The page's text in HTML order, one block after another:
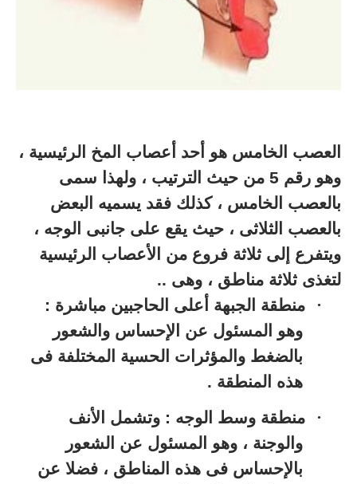
العصب الخامس هو أحد أعصاب المخ الرئيسية ،
وهو رقم 5 من حيث الترتيب ، ولهذا سمى
بالعصب الخامس ، كذلك فقد يسميه البعض
بالعصب الثلاثى ، حيث يقع على جانبى الوجه ،
ويتفرع إلى ثلاثة فروع من الأعصاب الرئيسية
لتغذى ثلاثة مناطق ، وهى ..
·
منطقة الجبهة أعلى الحاجبين مباشرة :
وهو المسئول عن الإحساس والشعور
بالضغط والمؤثرات الحسية المختلفة فى
هذه المنطقة .
·
منطقة وسط الوجه : وتشمل الأنف
والوجنة ، وهو المسئول عن الشعور
بالإحساس فى هذه المناطق ، فضلا عن